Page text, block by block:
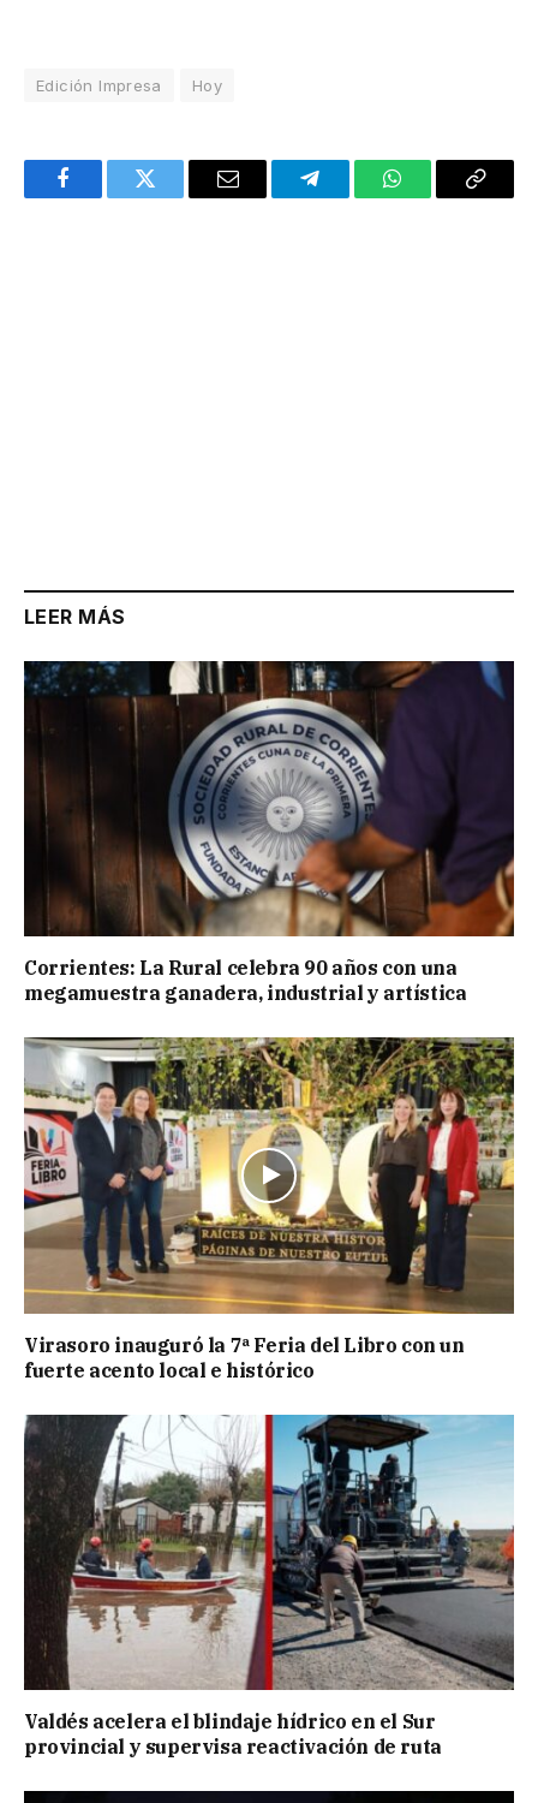
Edición Impresa Hoy
FacebookTwitter Email TelegramWhatsAppCopy
LEER MÁS
Corrientes: La Rural celebra 90 años con una
megamuestra ganadera, industrial y artística
Virasoro inauguró la 7ª Feria del Libro con un
fuerte acento local e histórico
Valdés acelera el blindaje hídrico en el Sur
provincial y supervisa reactivación de ruta